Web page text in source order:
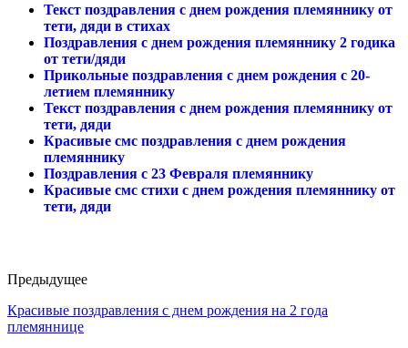
Текст поздравления с днем рождения племяннику от
тети, дяди в стихах
Поздравления с днем рождения племяннику 2 годика
от тети/дяди
Прикольные поздравления с днем рождения с 20-
летием племяннику
Текст поздравления с днем рождения племяннику от
тети, дяди
Красивые смс поздравления с днем рождения
племяннику
Поздравления с 23 Февраля племяннику
Красивые смс стихи с днем рождения племяннику от
тети, дяди
Предыдущее
Красивые поздравления с днем рождения на 2 года
племяннице